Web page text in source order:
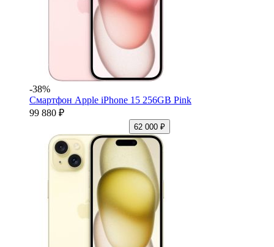
-38%
Смартфон Apple iPhone 15 256GB Pink
99 880 ₽
62 000 ₽